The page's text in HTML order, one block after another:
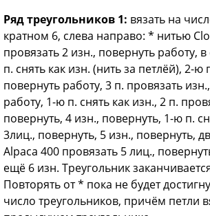
Ряд треугольников 1: вязать на
кратном 6, слева направо: * нитью
провязать 2 изн., повернуть работу,
п. снять как изн. (нить за петлёй), 2-ю
повернуть работу, 3 п. провязать
работу, 1-ю п. снять как изн., 2 п.
повернуть, 4 изн., повернуть, 1-ю п.
3лиц., повернуть, 5 изн., повернуть,
Alpaca 400 провязать 5 лиц.,
ещё 6 изн. Треугольник
Повторять от * пока не будет
число треугольников, причём петли